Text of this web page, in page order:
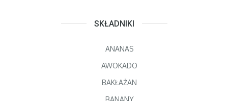
SKŁADNIKI
ANANAS
AWOKADO
BAKŁAŻAN